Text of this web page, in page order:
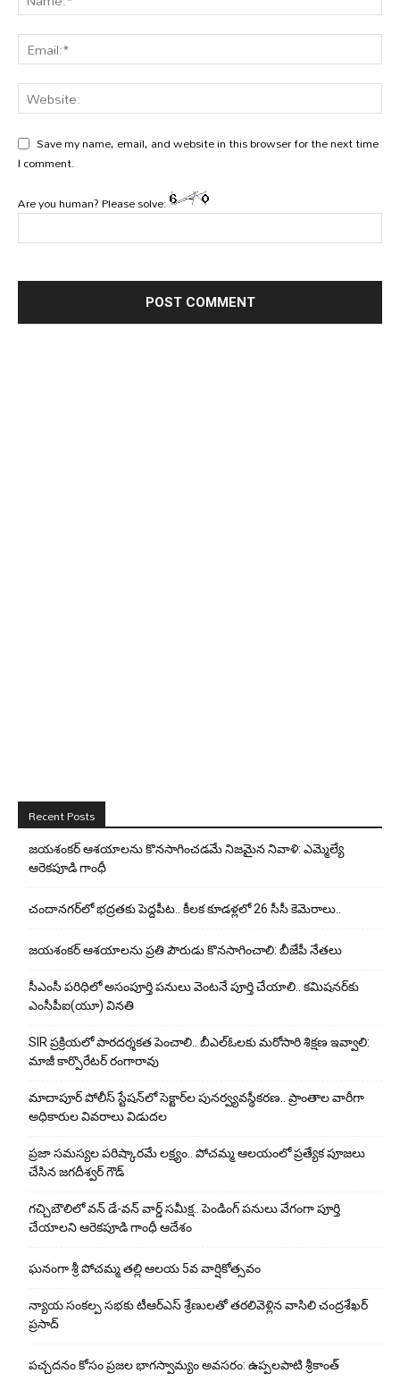
Save my name, email, and website in this browser for the next time
I comment.
Are you human? Please solve:
Recent Posts
జయశంకర్ ఆశయాలను కొనసాగించడమే నిజమైన నివాళి: ఎమ్మెల్యే
ఆరెక‌పూడి గాంధీ
చందానగర్‌లో భద్రతకు పెద్దపీట.. కీలక కూడళ్లలో 26 సీసీ కెమెరాలు..
జయశంకర్ ఆశయాలను ప్రతి పౌరుడు కొనసాగించాలి: బీజేపీ నేతలు
సీఎంసీ పరిధిలో అసంపూర్తి పనులు వెంటనే పూర్తి చేయాలి.. కమిషనర్‌కు
ఎంసీపీఐ(యూ) వినతి
SIR ప్రక్రియలో పారదర్శకత పెంచాలి.. బీఎల్ఓలకు మరోసారి శిక్షణ ఇవ్వాలి:
మాజీ కార్పొరేటర్ రంగారావు
మాదాపూర్ పోలీస్‌ స్టేషన్‌లో సెక్టార్‌ల పునర్వ్యవస్థీకరణ.. ప్రాంతాల వారీగా
అధికారుల వివరాలు విడుదల
ప్రజా సమస్యల పరిష్కారమే లక్ష్యం.. పోచమ్మ ఆలయంలో ప్రత్యేక పూజలు
చేసిన జగదీశ్వర్ గౌడ్
గచ్చిబౌలిలో వన్ డే-వన్ వార్డ్ సమీక్ష.. పెండింగ్ పనులు వేగంగా పూర్తి
చేయాలని ఆరెకపూడి గాంధీ ఆదేశం
ఘ‌నంగా శ్రీ పోచమ్మ త‌ల్లి ఆలయ 5వ వార్షికోత్సవం
న్యాయ సంక‌ల్ప స‌భ‌కు టీఆర్ఎస్ శ్రేణుల‌తో త‌ర‌లివెళ్లిన వాసిలి చంద్ర‌శేఖ‌ర్
ప్ర‌సాద్
పచ్చదనం కోసం ప్రజల భాగస్వామ్యం అవసరం: ఉప్పలపాటి శ్రీకాంత్